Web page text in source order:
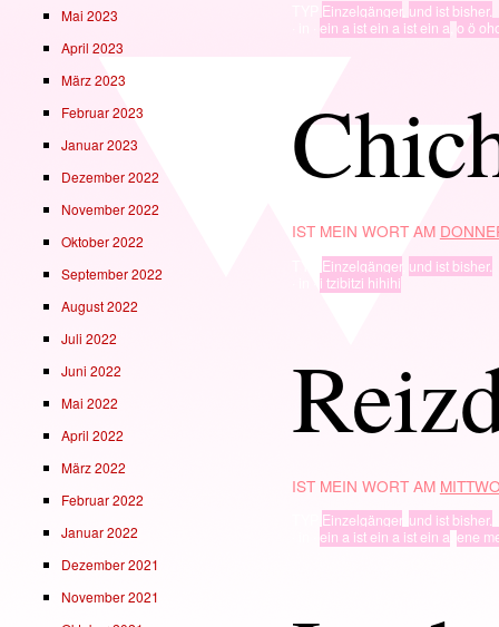
Einzelgänger, und ist bisher.
ein a ist ein a ist ein a,o ö
IST MEIN WORT AM
Einzelgänger, und ist bisher.
i tzibitzi hihihi
IST MEIN WORT AM
Einzelgänger, und ist bisher.
ein a ist ein a ist ein a,ene
Mai 2023
April 2023
März 2023
Februar 2023
Januar 2023
Dezember 2022
November 2022
Oktober 2022
September 2022
August 2022
Juli 2022
Juni 2022
Mai 2022
April 2022
März 2022
Februar 2022
Januar 2022
Dezember 2021
November 2021